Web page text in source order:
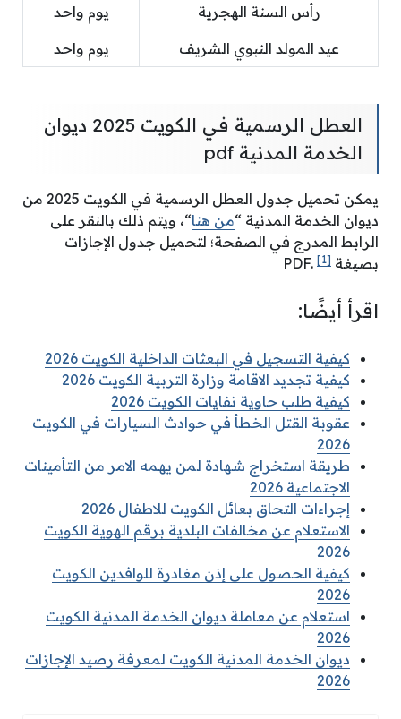
رأس السنة الهجرية يوم واحد
عيد المولد النبوي الشريف يوم واحد
العطل الرسمية في الكويت 2025 ديوان
الخدمة المدنية pdf
يمكن تحميل جدول العطل الرسمية في الكويت 2025 من
ديوان الخدمة المدنية “من هنا“، ويتم ذلك بالنقر على
الرابط المدرج في الصفحة؛ لتحميل جدول الإجازات
بصيغة PDF. [1]
اقرأ أيضًا:
كيفية التسجيل في البعثات الداخلية الكويت 2026
كيفية تجديد الاقامة وزارة التربية الكويت 2026
كيفية طلب حاوية نفايات الكويت 2026
عقوبة القتل الخطأ في حوادث السيارات في الكويت
2026
طريقة استخراج شهادة لمن يهمه الامر من التأمينات
الاجتماعية 2026
إجراءات التحاق بعائل الكويت للاطفال 2026
الاستعلام عن مخالفات البلدية برقم الهوية الكويت
2026
كيفية الحصول على إذن مغادرة للوافدين الكويت
2026
استعلام عن معاملة ديوان الخدمة المدنية الكويت
2026
ديوان الخدمة المدنية الكويت لمعرفة رصيد الإجازات
2026